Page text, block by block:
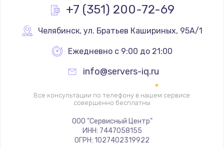
Заказать
Замена реле
Замена термопредохранителя
700 руб.
Заказать
Замена ТЭНа
+7 (351) 200-72-69
Челябинск, ул. Братьев Кашириных, 95А/1
Ежедневно с 9:00 до 21:00
info@servers-iq.ru
Все консультации по телефону в нашем сервисе
совершенно бесплатны
ООО "Сервисный Центр"
ИНН: 7447058155
ОГРН: 1027402319922